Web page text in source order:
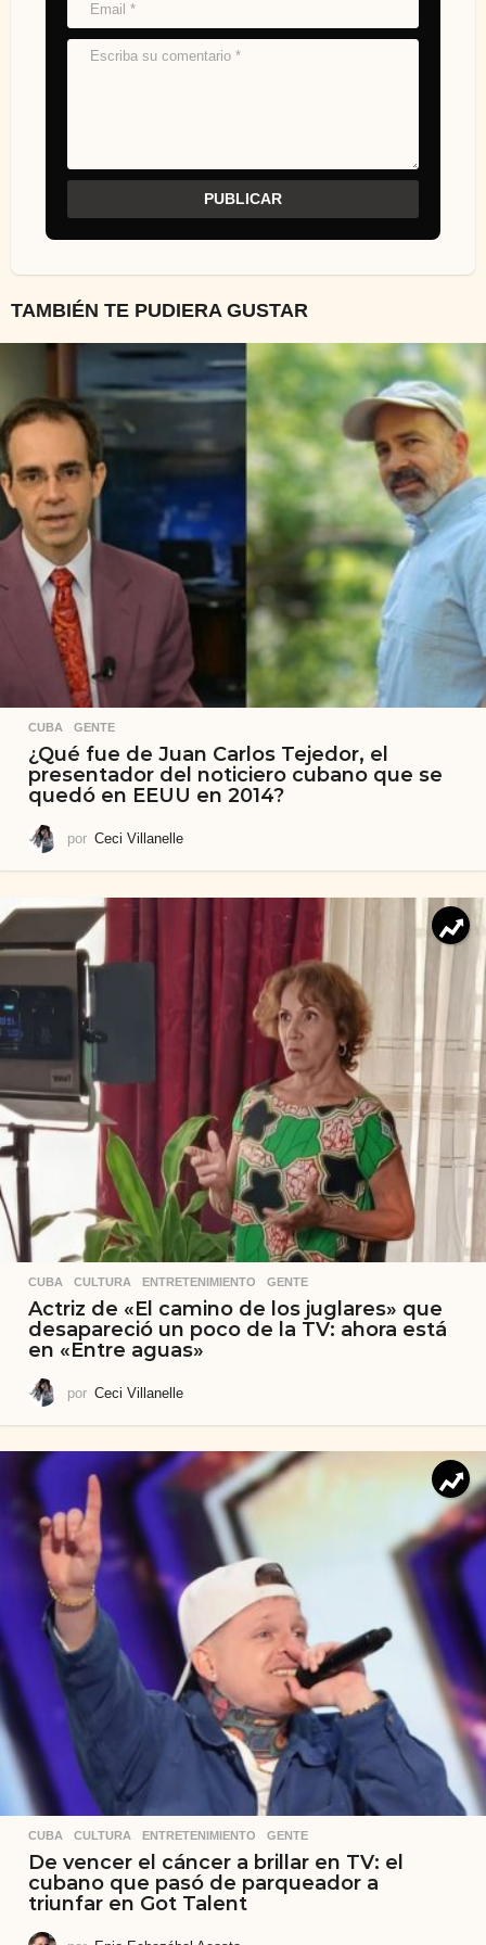
TAMBIÉN TE PUDIERA GUSTAR
CUBA ,GENTE
¿Qué fue de Juan Carlos Tejedor, el
presentador del noticiero cubano que se
quedó en EEUU en 2014?
por Ceci Villanelle
CUBA ,CULTURA ,ENTRETENIMIENTO ,GENTE
Actriz de «El camino de los juglares» que
desapareció un poco de la TV: ahora está
en «Entre aguas»
por Ceci Villanelle
CUBA ,CULTURA ,ENTRETENIMIENTO ,GENTE
De vencer el cáncer a brillar en TV: el
cubano que pasó de parqueador a
triunfar en Got Talent